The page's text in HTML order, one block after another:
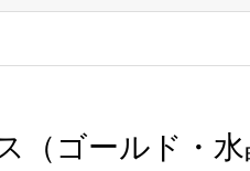
（ゴールド・水